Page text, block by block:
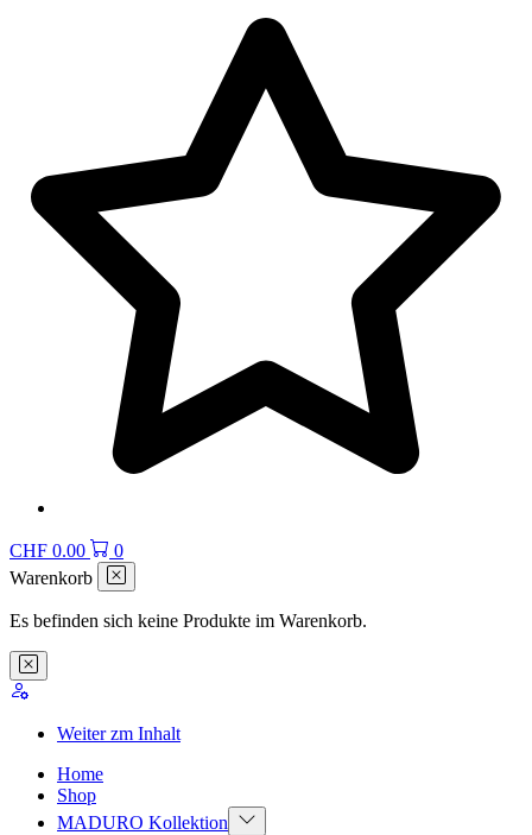
CHF 0.00
0
Warenkorb
Es befinden sich keine Produkte im Warenkorb.
Weiter zm Inhalt
Home
Shop
MADURO Kollektion